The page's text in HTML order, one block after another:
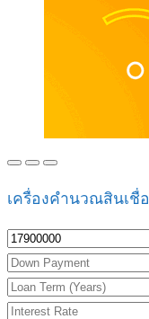
เครื่องคำนวณสินเชื่อ